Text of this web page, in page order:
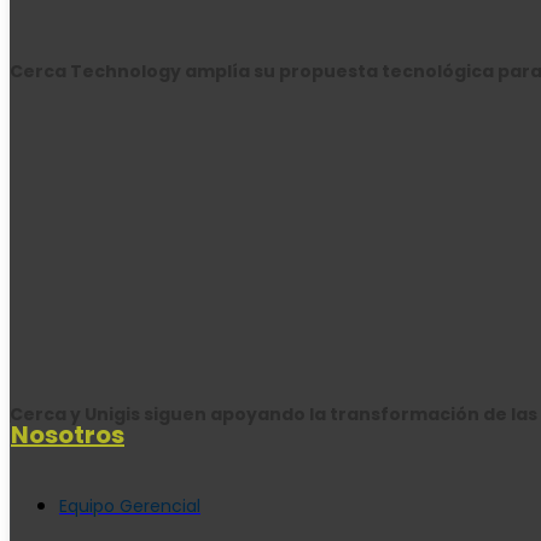
Nosotros
Equipo Gerencial